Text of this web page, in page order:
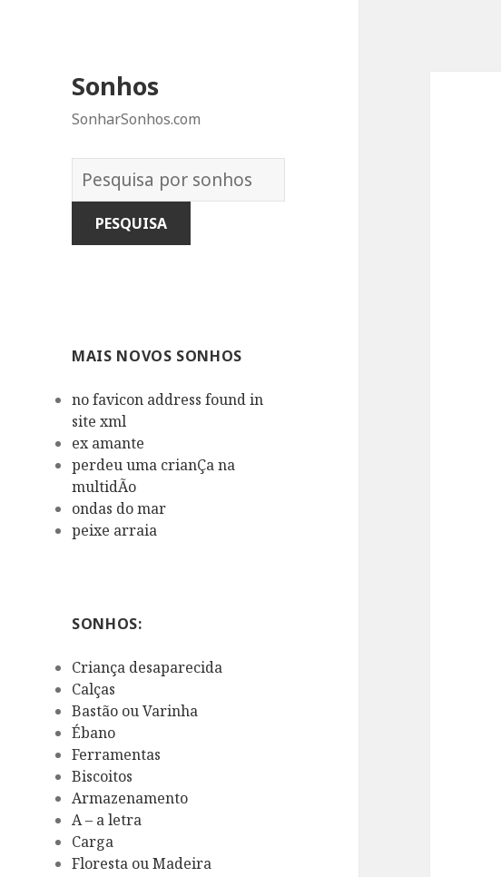
Sonhos
SonharSonhos.com
Dicionário
dos
Sonhos:
MAIS NOVOS SONHOS
no favicon address found in
site xml
ex amante
perdeu uma crianÇa na
multidÃo
ondas do mar
peixe arraia
SONHOS:
Criança desaparecida
Calças
Bastão ou Varinha
Ébano
Ferramentas
Biscoitos
Armazenamento
A – a letra
Carga
Floresta ou Madeira